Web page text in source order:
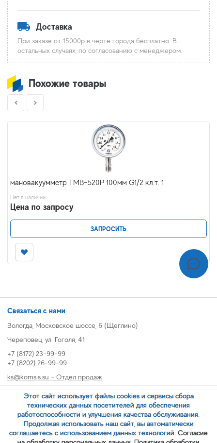
Доставка
При заказе от 15000р в черте города бесплатно. В
остальных случаях, по согласованию с менеджером.
Похожие товары
мановакуумметр ТМВ-520Р 100мм G1/2 кл.т. 1
Нет в наличии
Цена по запросу
ЗАПРОСИТЬ
Связаться с нами
Вологда, Московское шоссе, 6 (Щеглино)
Череповец, ул. Гоголя, 41
+7 (8172) 23-99-99
+7 (8202) 26-99-99
ks@komsis.su - Отдел продаж
oz@komsis.su - Отдел закупок
ЗАКАЗАТЬ ЗВОНОК
Этот сайт использует файлы cookies и сервисы сбора
технических данных посетителей для обеспечения
работоспособности и улучшения качества обслуживания.
Продолжая использовать наш сайт, вы автоматически
соглашаетесь с использованием данных технологий. Согласие